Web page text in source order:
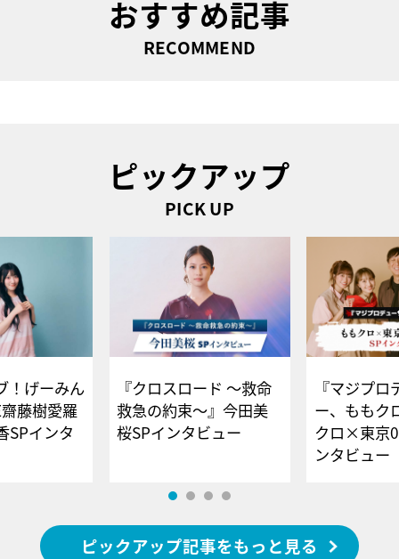
おすすめ記事
RECOMMEND
ピックアップ
PICK UP
！げーみん
藤樹愛羅
SPインタ
『クロスロード ～救命
救急の約束～』今田美
桜SPインタビュー
『マジプロ
ー、ももク
クロ×東京
ンタビュー
ピックアップ記事をもっと見る